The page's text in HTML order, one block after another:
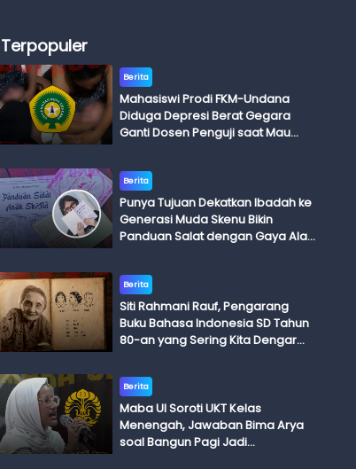
Terpopuler
Berita
Mahasiswi Prodi FKM-Undana
Diduga Depresi Berat Gegara
Ganti Dosen Penguji saat Mau
Berita
Punya Tujuan Dekatkan Ibadah ke
Generasi Muda Skenu Bikin
Panduan Salat dengan Gaya Ala
Berita
Siti Rahmani Rauf, Pengarang
Buku Bahasa Indonesia SD Tahun
80-an yang Sering Kita Dengar
Adik Budi
Berita
Maba UI Soroti UKT Kelas
Menengah, Jawaban Bima Arya
soal Bangun Pagi Jadi